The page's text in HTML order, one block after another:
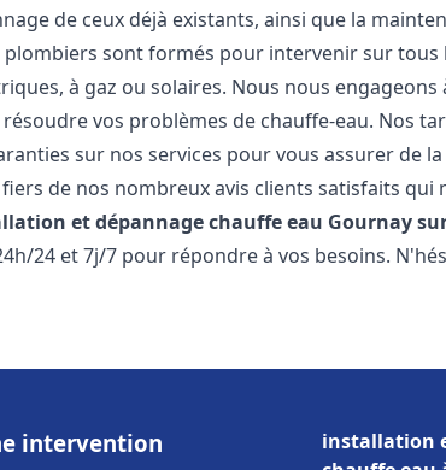
de ceux déjà existants, ainsi que la
plombiers sont formés pour intervenir sur tous
à gaz ou solaires. Nous nous
vos problèmes de chauffe-eau. Nos
sur nos services pour vous assurer de
de nos nombreux avis clients satisfaits qui
et dépannage chauffe eau Gournay
24 et 7j/7 pour répondre à vos besoins.
intervention
installation